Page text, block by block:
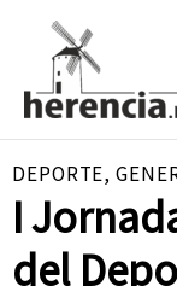
contenido
DEPORTE,
I
del